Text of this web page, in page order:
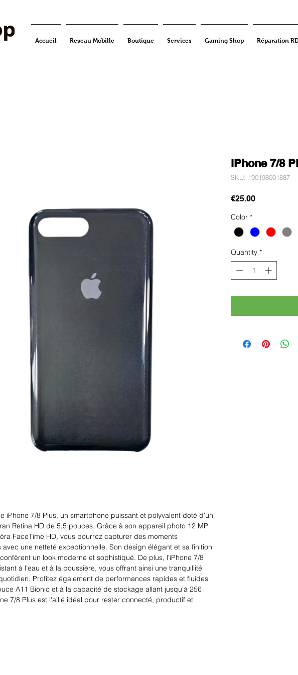
Accueil Reseau Mobille Boutique Services Gaming Shop Réparation
iPhone 7/8 Plus, un smartphone puissant et polyvalent doté d'un
Retina HD de 5,5 pouces. Grâce à son appareil photo 12 MP
FaceTime HD, vous pourrez capturer des moments
avec une netteté exceptionnelle. Son design élégant et sa finition
un look moderne et sophistiqué. De plus, l'iPhone 7/8
à l'eau et à la poussière, vous offrant ainsi une tranquillité
Profitez également de performances rapides et fluides
A11 Bionic et à la capacité de stockage allant jusqu'à 256
7/8 Plus est l'allié idéal pour rester connecté, productif et
iPhone 7/8
SKU: 190198001887
€25.00Price
Color *
Quantity *